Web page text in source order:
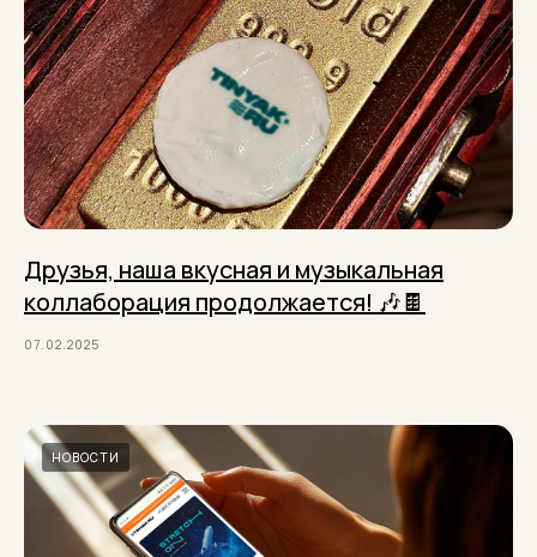
Друзья, наша вкусная и музыкальная
коллаборация продолжается! 🎶🍫
07.02.2025
НОВОСТИ